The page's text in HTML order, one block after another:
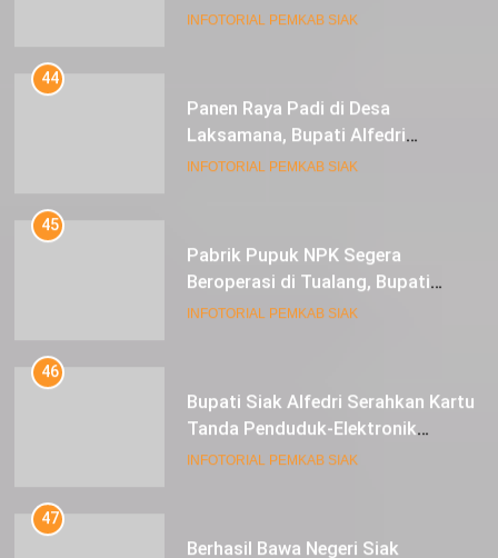
Hijriah di Lapangan Tugu Siak
INFOTORIAL PEMKAB SIAK
44
Panen Raya Padi di Desa
Laksamana, Bupati Alfedri
Serahkan 16 Unit Mesin Pompa Air
INFOTORIAL PEMKAB SIAK
45
Pabrik Pupuk NPK Segera
Beroperasi di Tualang, Bupati
Alfedri Investasi ini Tingkatkan
INFOTORIAL PEMKAB SIAK
46
Bupati Siak Alfedri Serahkan Kartu
Tanda Penduduk-Elektronik
Kepada Pelajar SMK 1 Koto Gasib
INFOTORIAL PEMKAB SIAK
47
Berhasil Bawa Negeri Siak